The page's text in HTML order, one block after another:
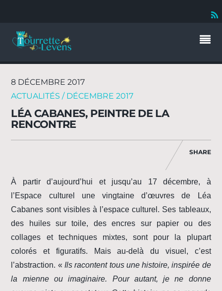
8 DÉCEMBRE 2017
ACTUALITÉS / DÉCEMBRE 2017
LÉA CABANES, PEINTRE DE LA
RENCONTRE
SHARE
À partir d’aujourd’hui et jusqu’au 17 décembre, à
l’Espace culturel une vingtaine d’œuvres de Léa
Cabanes sont visibles à l’espace culturel. Ses tableaux,
des huiles sur toile, des encres sur papier ou des
collages et techniques mixtes, sont pour la plupart
colorés et figuratifs. Mais au-delà du visuel, c’est
l’abstraction. « Ils racontent tous une histoire, inspirée de
la mienne ou imaginaire. Pour autant, je ne donne